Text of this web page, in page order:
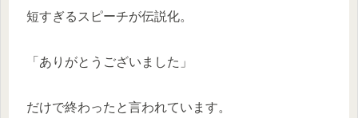
短すぎるスピーチが伝説化。
「ありがとうございました」
だけで終わったと言われています。